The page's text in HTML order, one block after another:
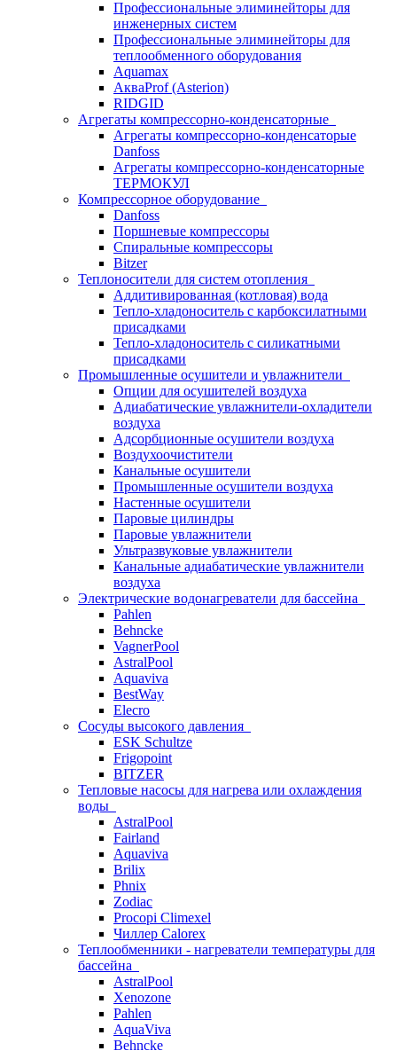
Профессиональные элиминейторы для
инженерных систем
Профессиональные элиминейторы для
теплообменного оборудования
Aquamax
АкваProf (Asterion)
RIDGID
Агрегаты компрессорно-конденсаторные
Агрегаты компрессорно-конденсаторые
Danfoss
Агрегаты компрессорно-конденсаторные
ТЕРМОКУЛ
Компрессорное оборудование
Danfoss
Поршневые компрессоры
Спиральные компрессоры
Bitzer
Теплоносители для систем отопления
Аддитивированная (котловая) вода
Тепло-хладоноситель с карбоксилатными
присадками
Тепло-хладоноситель с силикатными
присадками
Промышленные осушители и увлажнители
Опции для осушителей воздуха
Адиабатические увлажнители-охладители
воздуха
Адсорбционные осушители воздуха
Воздухоочистители
Канальные осушители
Промышленные осушители воздуха
Настенные осушители
Паровые цилиндры
Паровые увлажнители
Ультразвуковые увлажнители
Канальные адиабатические увлажнители
воздуха
Электрические водонагреватели для бассейна
Pahlen
Behncke
VagnerPool
AstralPool
Aquaviva
BestWay
Elecro
Сосуды высокого давления
ESK Schultze
Frigopoint
BITZER
Тепловые насосы для нагрева или охлаждения
воды
AstralPool
Fairland
Aquaviva
Brilix
Phnix
Zodiac
Procopi Climexel
Чиллер Calorex
Теплообменники - нагреватели температуры для
бассейна
AstralPool
Xenozone
Pahlen
AquaViva
Behncke